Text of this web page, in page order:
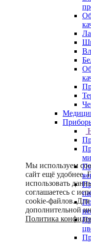
Мы используем
сайт ещё удобнее.
использовать
соглашаетесь с
cookie-файлов.
дополнительной
Политика